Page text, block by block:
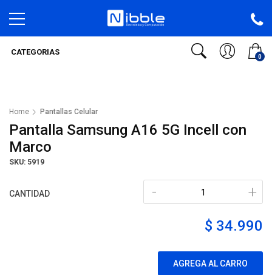
0
CATEGORIAS
Home Pantallas Celular
Pantalla Samsung A16 5G Incell con
Marco
SKU: 5919
CANTIDAD +
-
$ 34.990
AGREGA AL CARRO